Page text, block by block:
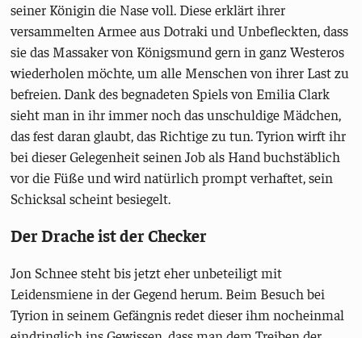
seiner Königin die Nase voll. Diese erklärt ihrer
versammelten Armee aus Dotraki und Unbefleckten, dass
sie das Massaker von Königsmund gern in ganz Westeros
wiederholen möchte, um alle Menschen von ihrer Last zu
befreien. Dank des begnadeten Spiels von Emilia Clark
sieht man in ihr immer noch das unschuldige Mädchen,
das fest daran glaubt, das Richtige zu tun. Tyrion wirft ihr
bei dieser Gelegenheit seinen Job als Hand buchstäblich
vor die Füße und wird natürlich prompt verhaftet, sein
Schicksal scheint besiegelt.
Der Drache ist der Checker
Jon Schnee steht bis jetzt eher unbeteiligt mit
Leidensmiene in der Gegend herum. Beim Besuch bei
Tyrion in seinem Gefängnis redet dieser ihm nocheinmal